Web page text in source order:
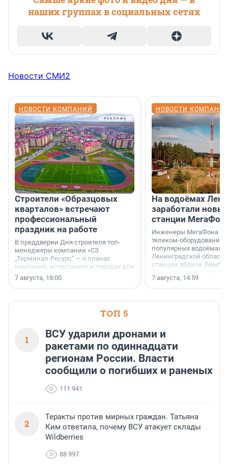
наших группах в социальных сетях
Новости СМИ2
НОВОСТИ КОМПАНИЙ
Строители «Образцовых
кварталов» встречают
профессиональный
праздник на работе
В преддверии Дня строителя топ-
менеджеры компании «СЗ
„Терминал-Ресурс“ — о планах
компании, испытаниях и поводах для
осторожного оптимизма.
7 августа, 18:00
НОВОСТИ
На водоёмах
заработали
станции
Инженеры МегаФона
телеком-оборудование
популярных водоёмах
Ленинградской
станции вблизи
недалеко от Большого
водопада.
7 августа, 14:59
ТОП 5
1
ВСУ ударили дронами и
ракетами по одиннадцати
регионам России. Власти
сообщили о погибших и раненых
111 941
2
Теракты против мирных граждан. Татьяна
Ким ответила, почему ВСУ атакует склады
Wildberries
88 997